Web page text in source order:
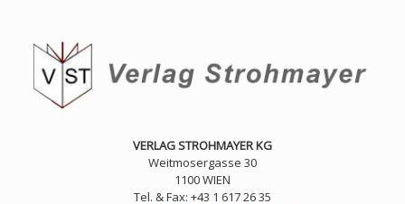
springen
VERLAG STROHMAYER KG
Weitmosergasse 30
1100 WIEN
Tel. & Fax: +43 1 617 26 35